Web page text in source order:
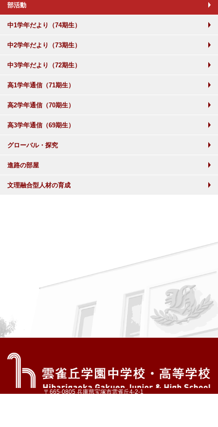
部活動
中1学年だより（74期生）
中2学年だより（73期生）
中3学年だより（72期生）
高1学年通信（71期生）
高2学年通信（70期生）
高3学年通信（69期生）
グローバル・探究
進路の部屋
文理融合型人材の育成
〒665-0805 兵庫県宝塚市雲雀丘4-2-1